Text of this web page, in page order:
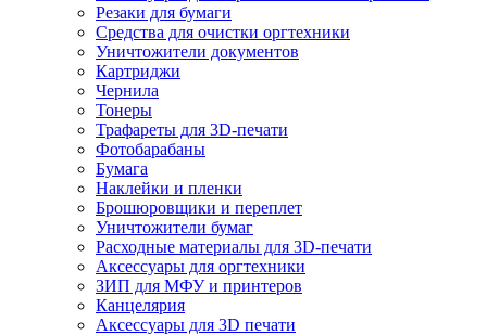
Резаки для бумаги
Средства для очистки оргтехники
Уничтожители документов
Картриджи
Чернила
Тонеры
Трафареты для 3D-печати
Фотобарабаны
Бумага
Наклейки и пленки
Брошюровщики и переплет
Уничтожители бумаг
Расходные материалы для 3D-печати
Аксессуары для оргтехники
ЗИП для МФУ и принтеров
Канцелярия
Аксессуары для 3D печати